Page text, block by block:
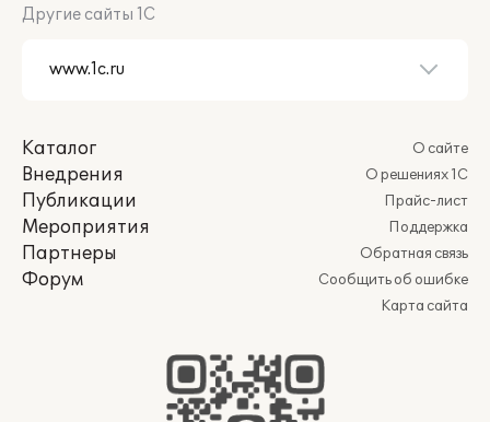
Другие сайты 1С
Каталог
Внедрения
Публикации
Мероприятия
Партнеры
Форум
О сайте
О решениях 1С
Прайс-лист
Поддержка
Обратная связь
Сообщить об ошибке
Карта сайта